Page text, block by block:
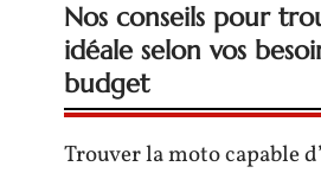
Nos conseils pour
idéale selon vos
budget
Trouver la moto capable